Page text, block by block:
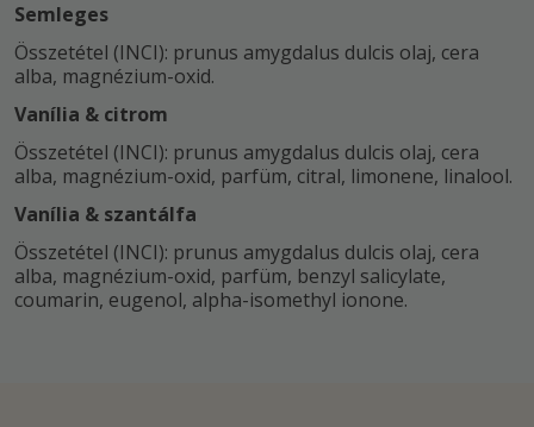
Semleges
Összetétel (INCI): prunus amygdalus dulcis olaj, cera
alba, magnézium-oxid.
Vanília & citrom
Összetétel (INCI): prunus amygdalus dulcis olaj, cera
alba, magnézium-oxid, parfüm, citral, limonene, linalool.
Vanília & szantálfa
Összetétel (INCI): prunus amygdalus dulcis olaj, cera
alba, magnézium-oxid, parfüm, benzyl salicylate,
coumarin, eugenol, alpha-isomethyl ionone.